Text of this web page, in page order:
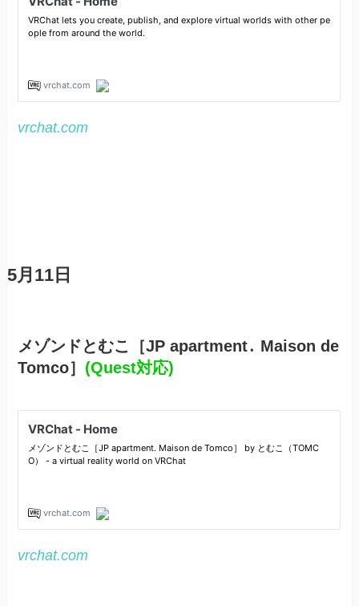
vrchat.com
5月11日
メゾンドとむこ［JP apartment․ Maison de
Tomco］ (Quest対応)
vrchat.com